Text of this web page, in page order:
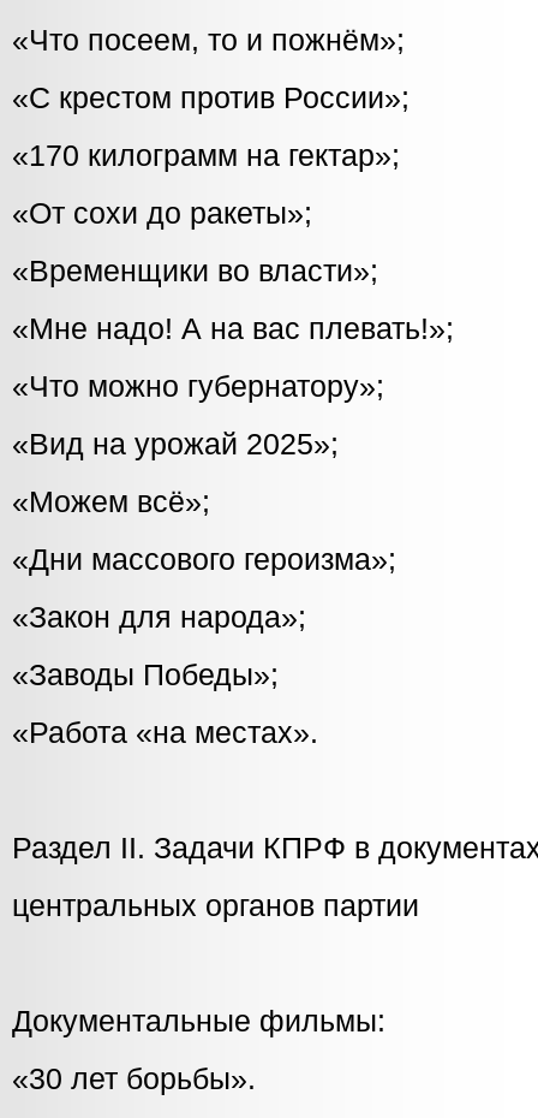
«Что посеем, то и пожнём»;
«С крестом против России»;
«170 килограмм на гектар»;
«От сохи до ракеты»;
«Временщики во власти»;
«Мне надо! А на вас плевать!»;
«Что можно губернатору»;
«Вид на урожай 2025»;
«Можем всё»;
«Дни массового героизма»;
«Закон для народа»;
«Заводы Победы»;
«Работа «на местах».
Раздел II. Задачи КПРФ в
центральных органов партии
Документальные фильмы:
«30 лет борьбы».